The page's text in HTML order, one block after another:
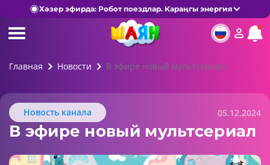
Хәзер эфирда: Робот поездлар. Караңгы энергия
Главная Новости В эфире новый мультсериал
Новость канала 05.12.2024
В эфире новый мультсериал